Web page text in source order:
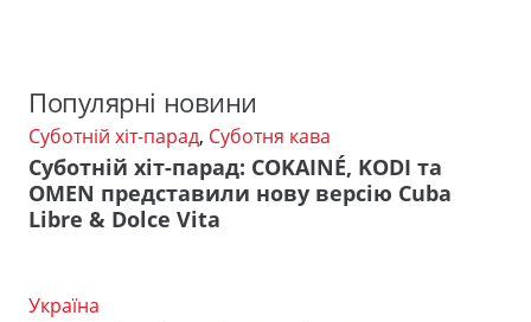
Популярні новини
Суботній хіт-парад, Суботня кава
Суботній хіт-парад: COKAINÉ, KODI та
OMEN представили нову версію Cuba
Libre & Dolce Vita
Україна